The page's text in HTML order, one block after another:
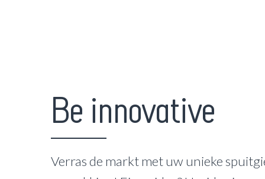
Be innovative
Verras de markt met uw unieke